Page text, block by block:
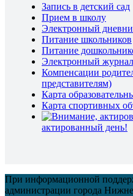
Запись в детский сад
Прием в школу
Электронный
Питание школьников
Питание
Электронный
Компенсации
представителям)
Карта
Карта спортивных
актированный день!
При информационной
администрации города